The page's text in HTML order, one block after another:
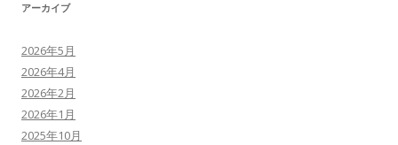
アーカイブ
2026年5月
2026年4月
2026年2月
2026年1月
2025年10月